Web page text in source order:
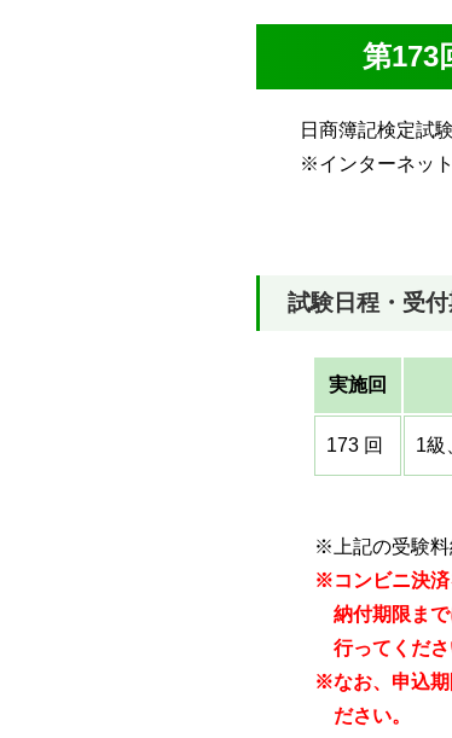
第173
日商簿記検定試験
※インターネット申
試験日程・受付
実施回
173 回 1級
※上記の受験料納
※コンビニ決済
納付期限までにお
行ってくださ
※なお、申込期間最
ださい。